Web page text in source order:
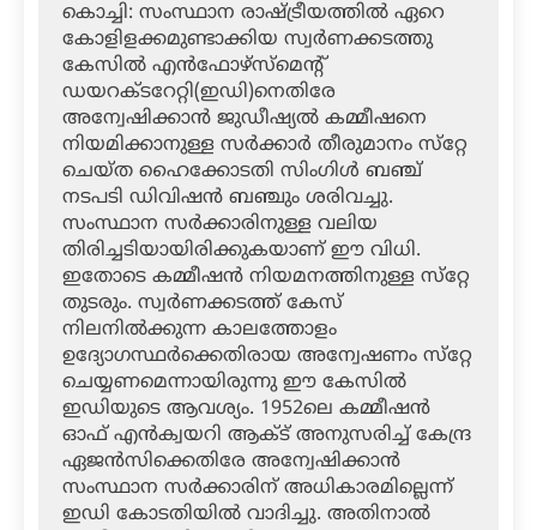
കൊച്ചി: സംസ്ഥാന രാഷ്ട്രീയത്തില്‍ ഏറെ
കോളിളക്കമുണ്ടാക്കിയ സ്വര്‍ണക്കടത്തു
കേസില്‍ എന്‍ഫോഴ്‌സ്‌മെന്റ്
ഡയറക്ടറേറ്റി(ഇഡി)നെതിരേ
അന്വേഷിക്കാന്‍ ജുഡീഷ്യല്‍ കമ്മീഷനെ
നിയമിക്കാനുള്ള സര്‍ക്കാര്‍ തീരുമാനം സ്‌റ്റേ
ചെയ്ത ഹൈക്കോടതി സിംഗിള്‍ ബഞ്ച്
നടപടി ഡിവിഷന്‍ ബഞ്ചും ശരിവച്ചു.
സംസ്ഥാന സര്‍ക്കാരിനുള്ള വലിയ
തിരിച്ചടിയായിരിക്കുകയാണ് ഈ വിധി.
ഇതോടെ കമ്മീഷന്‍ നിയമനത്തിനുള്ള സ്‌റ്റേ
തുടരും. സ്വര്‍ണക്കടത്ത് കേസ്
നിലനില്‍ക്കുന്ന കാലത്തോളം
ഉദ്യോഗസ്ഥര്‍ക്കെതിരായ അന്വേഷണം സ്‌റ്റേ
ചെയ്യണമെന്നായിരുന്നു ഈ കേസില്‍
ഇഡിയുടെ ആവശ്യം. 1952ലെ കമ്മീഷന്‍
ഓഫ് എന്‍ക്വയറി ആക്ട് അനുസരിച്ച് കേന്ദ്ര
ഏജന്‍സിക്കെതിരേ അന്വേഷിക്കാന്‍
സംസ്ഥാന സര്‍ക്കാരിന് അധികാരമില്ലെന്ന്
ഇഡി കോടതിയില്‍ വാദിച്ചു. അതിനാല്‍